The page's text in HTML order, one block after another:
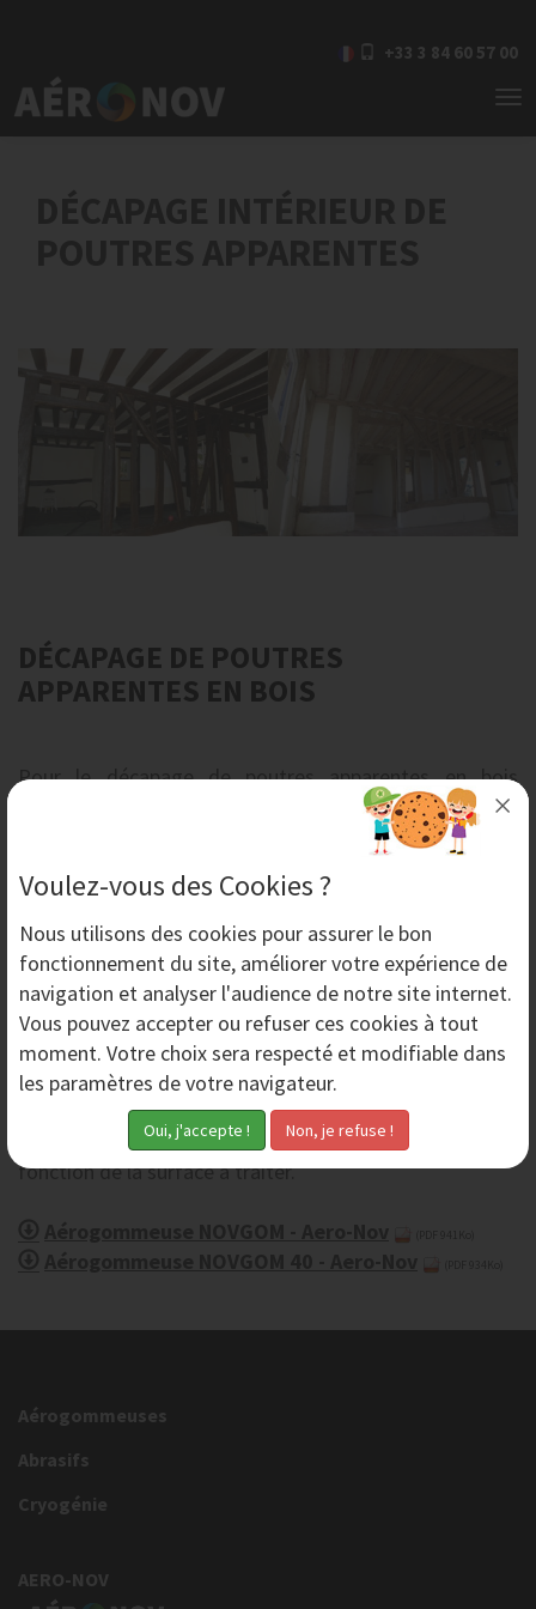
+33 3 84 60 57 00
DÉCAPAGE DE POUTRES
APPARENTES EN BOIS
Pour le décapage de poutres apparentes en bois
est un procédé de
décapage non agressif qui respecte la qualité des
NOVGOMpour le décapage paraérogommage
poutres apparentes en bois.
Lesaérogommeuses NOVGOMsont équipées d'un
réglage de pression permettant des applications de
décapage à basse pression et d'une vanne de régulation
du débit d'abrasifs (25kg à l'heure).
La nature de l'abrasifmicro pulvérulent est choisie en
fonction de la surface à traiter.
Aérogommeuses
Abrasifs
Cryogénie
AERO-NOV
Voulez-vous des Cookies ?
Nous utilisons des cookies pour assurer le bon
fonctionnement du site, améliorer votre expérience de
navigation et analyser l'audience de notre site internet.
Vous pouvez accepter ou refuser ces cookies à tout
moment. Votre choix sera respecté et modifiable dans
les paramètres de votre navigateur.